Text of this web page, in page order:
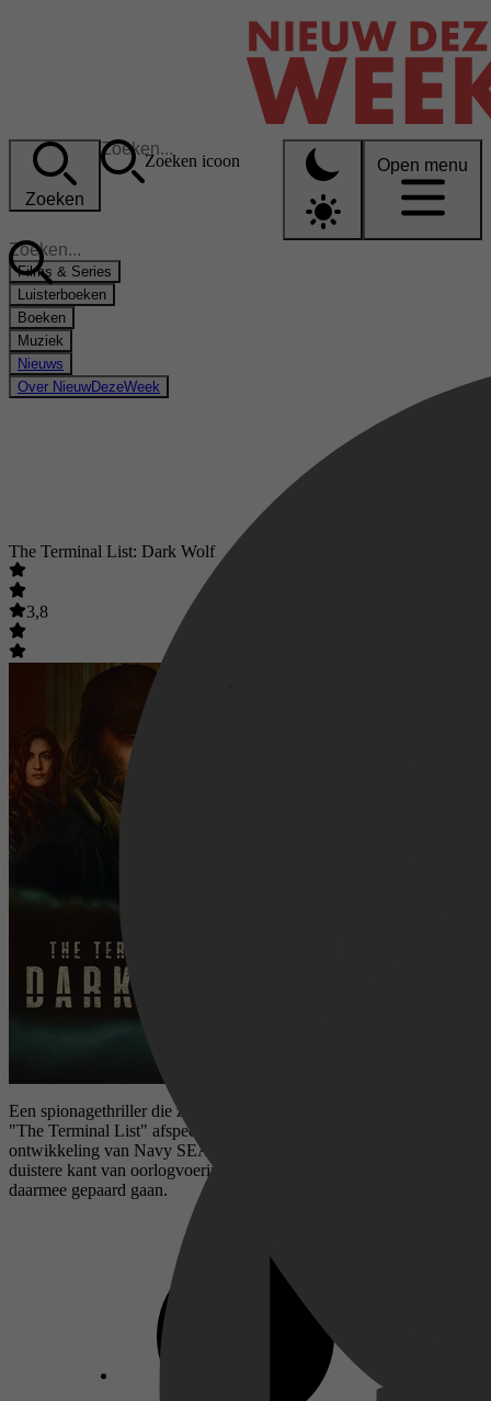
Zoeken
Zoeken icoon Open menu
Films & Series
Luisterboeken
Boeken
Muziek
Nieuws
Over NieuwDezeWeek
The Terminal List: Dark Wolf
3,8
Een spionagethriller die zich vijf jaar voor de gebeurtenissen van
"The Terminal List" afspeelt. De film volgt Ben Edwards'
ontwikkeling van Navy SEAL tot CIA-paramilitair en verkent de
duistere kant van oorlogvoering en de menselijke kosten die
daarmee gepaard gaan.